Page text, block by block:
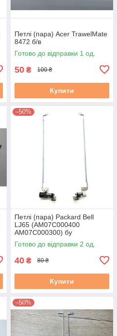
Петлі (пара) Acer TrawelMate
8472 б/в
Готово до відправки 1 од.
50 ₴ 100 ₴
Купити
–50%
Петлі (пара) Packard Bell
LJ65 (AM07C000400
AM07C000300) бу
Готово до відправки 2 од.
40 ₴ 80 ₴
Купити
–50%